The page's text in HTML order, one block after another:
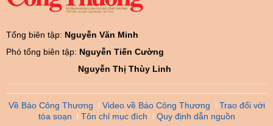
Tổng biên tập: Nguyễn Văn Minh
Phó tổng biên tập: Nguyễn Tiến Cường
Nguyễn Thị Thùy Linh
Về Báo Công Thương Video về Báo Công Thương
Trao đổi với
tòa soạn
Tôn chỉ mục đích Quy định dẫn nguồn